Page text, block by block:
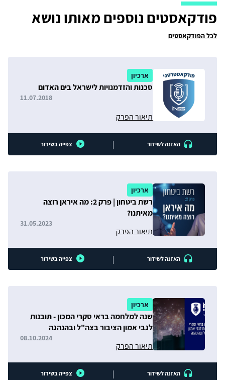
פודקאסטים נוספים מאותו נושא
לכל הפודקאסטים
ארכיון
סכנות והזדמנויות לישראל בים האדום
תיאור הפרק
11.07.2018
האזנה לשידור | צפייה בשידור
ארכיון
רשת ביטחון | פרק 2: מה איראן רוצה
מאיתנו?
תיאור הפרק
31.05.2023
האזנה לשידור | צפייה בשידור
ארכיון
שנה למלחמה בראי סקרי המכון - תובנות
לגבי אמון הציבור בצה"ל ובהנהגה
תיאור הפרק
08.10.2024
האזנה לשידור | צפייה בשידור